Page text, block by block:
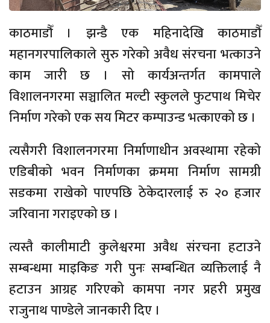
काठमाडौँ । झन्डै एक महिनादेखि काठमाडौँ
महानगरपालिकाले सुरु गरेको अवैध संरचना भत्काउने
काम जारी छ । सो कार्यअन्तर्गत कामपाले
विशालनगरमा सञ्चालित मल्टी स्कुलले फुटपाथ मिचेर
निर्माण गरेको एक सय मिटर कम्पाउन्ड भत्काएको छ ।
त्यसैगरी विशालनगरमा निर्माणाधीन अवस्थामा रहेको
एडिबीको भवन निर्माणका क्रममा निर्माण सामग्री
सडकमा राखेको पाएपछि ठेकेदारलाई रु २० हजार
जरिवाना गराइएको छ ।
त्यस्तै कालीमाटी कुलेश्वरमा अवैध संरचना हटाउने
सम्बन्धमा माइकिङ गरी पुनः सम्बन्धित व्यक्तिलाई नै
हटाउन आग्रह गरिएको कामपा नगर प्रहरी प्रमुख
राजुनाथ पाण्डेले जानकारी दिए ।